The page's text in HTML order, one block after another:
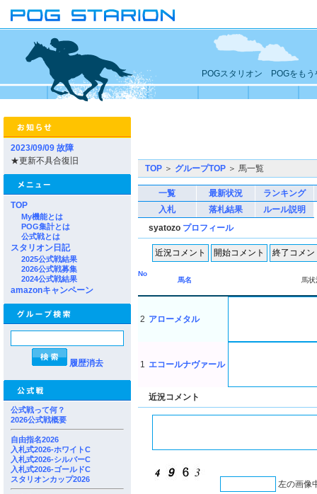
POGスタリオン POGをもう
2023/09/09 故障
★更新不具合復旧
TOP
My機能とは
POG集計とは
公式戦とは
スタリオン日記
2025公式戦結果
2026公式戦募集
2024公式戦結果
amazonキャンペーン
履歴消去
公式戦って何？
2026公式戦概要
自由指名2026
入札式2026-ホワイトC
入札式2026-シルバーC
入札式2026-ゴールドC
スタリオンカップ2026
TOP ＞ グループTOP ＞ 馬一覧
一覧 最新状況
ランキング
入札
落札結果
ルール説明
syatozo プロフィール
No
馬名
馬
2 アローメタル
1 エコールナヴァール
近況コメント
左の画像